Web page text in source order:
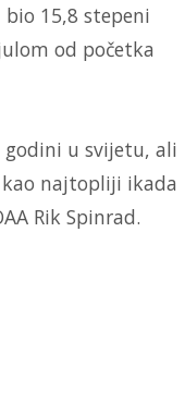
15,8 stepeni
od početka
godini u svijetu, ali
najtopliji ikada
Rik Spinrad.